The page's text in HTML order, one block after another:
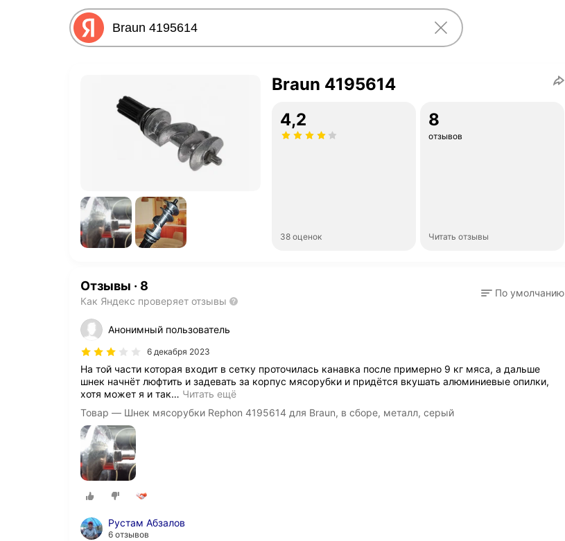
Braun 4195614
4,2
38 оценок
8
отзывов
Читать отзывы
Отзывы · 8
Как Яндекс проверяет отзывы
По умолчанию
Анонимный пользователь
6 декабря 2023
На той части которая входит в сетку проточилась канавка после примерно 9 кг мяса, а дальше
шнек начнёт люфтить и задевать за корпус мясорубки и придётся вкушать алюминиевые опилки,
хотя может я и так… Читать ещё
Товар — Шнек мясорубки Rephon 4195614 для Braun, в сборе, металл, серый
Рустам Абзалов
6 отзывов